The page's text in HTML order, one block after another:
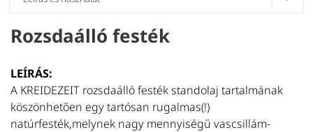
Rozsdaálló festék
LEÍRÁS:
A KREIDEZEIT rozsdaálló festék standolaj tartalmának
köszönhetően egy tartósan rugalmas(!)
natúrfesték,melynek nagy mennyiségű vascsillám-